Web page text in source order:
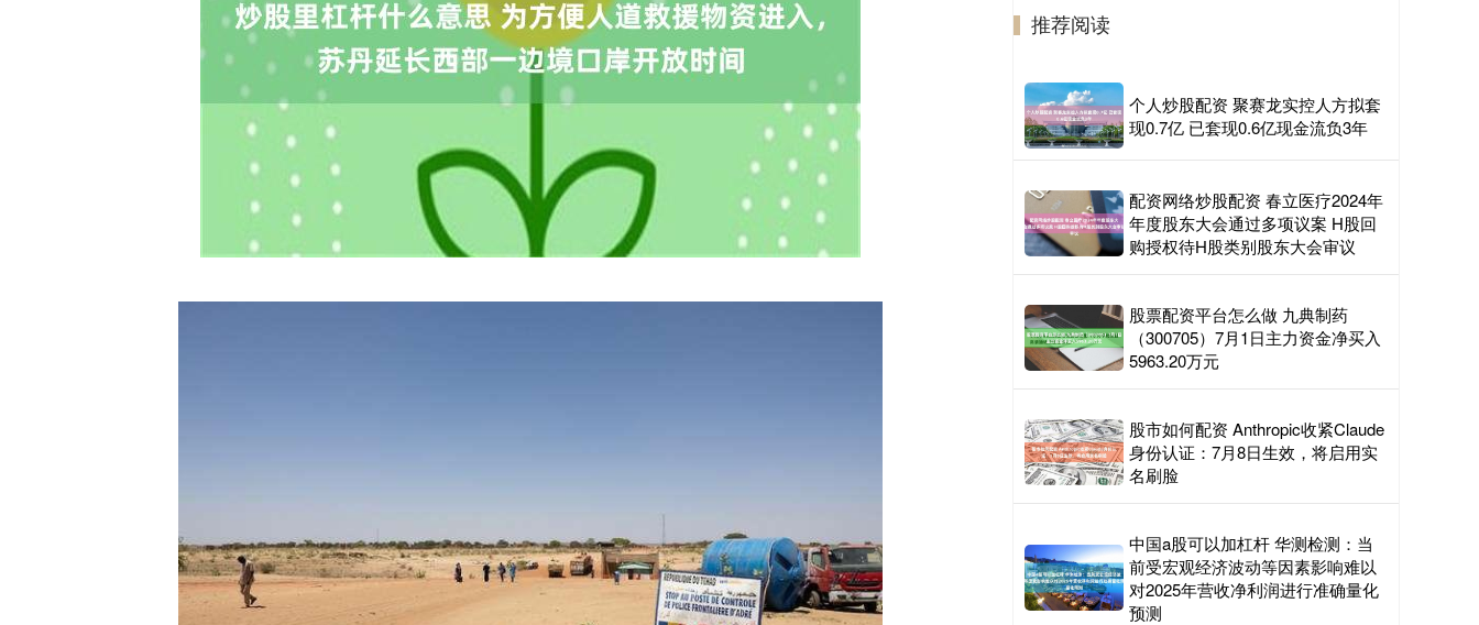
推荐阅读
个人炒股配资 聚赛龙实控人方拟套
现0.7亿 已套现0.6亿现金流负3年
配资网络炒股配资 春立医疗2024年
年度股东大会通过多项议案 H股回
购授权待H股类别股东大会审议
股票配资平台怎么做 九典制药
（300705）7月1日主力资金净买入
5963.20万元
股市如何配资 Anthropic收紧Claude
身份认证：7月8日生效，将启用实
名刷脸
中国a股可以加杠杆 华测检测：当
前受宏观经济波动等因素影响难以
对2025年营收净利润进行准确量化
预测